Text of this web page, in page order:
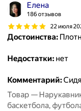
Елена
186 отзывов
22 июля
Достоинства:
Недостатки: нет
Комментарий:
Товар —
баскетбола,